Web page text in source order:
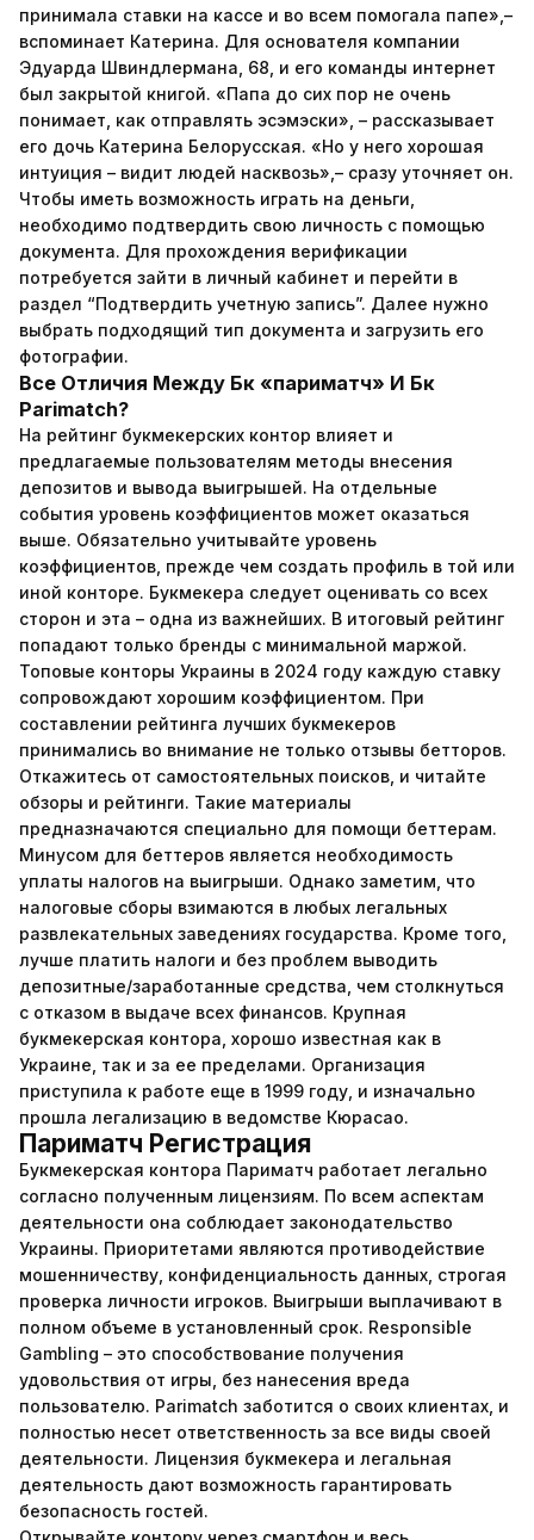
принимала ставки на кассе и во всем помогала папе»,–
вспоминает Катерина. Для основателя компании
Эдуарда Швиндлермана, 68, и его команды интернет
был закрытой книгой. «Папа до сих пор не очень
понимает, как отправлять эсэмэски», – рассказывает
его дочь Катерина Белорусская. «Но у него хорошая
интуиция – видит людей насквозь»,– сразу уточняет он.
Чтобы иметь возможность играть на деньги,
необходимо подтвердить свою личность с помощью
документа. Для прохождения верификации
потребуется зайти в личный кабинет и перейти в
раздел “Подтвердить учетную запись”. Далее нужно
выбрать подходящий тип документа и загрузить его
фотографии.
Все Отличия Между Бк «париматч» И Бк
Parimatch?
На рейтинг букмекерских контор влияет и
предлагаемые пользователям методы внесения
депозитов и вывода выигрышей. На отдельные
события уровень коэффициентов может оказаться
выше. Обязательно учитывайте уровень
коэффициентов, прежде чем создать профиль в той или
иной конторе. Букмекера следует оценивать со всех
сторон и эта – одна из важнейших. В итоговый рейтинг
попадают только бренды с минимальной маржой.
Топовые конторы Украины в 2024 году каждую ставку
сопровождают хорошим коэффициентом. При
составлении рейтинга лучших букмекеров
принимались во внимание не только отзывы бетторов.
Откажитесь от самостоятельных поисков, и читайте
обзоры и рейтинги. Такие материалы
предназначаются специально для помощи беттерам.
Минусом для беттеров является необходимость
уплаты налогов на выигрыши. Однако заметим, что
налоговые сборы взимаются в любых легальных
развлекательных заведениях государства. Кроме того,
лучше платить налоги и без проблем выводить
депозитные/заработанные средства, чем столкнуться
с отказом в выдаче всех финансов. Крупная
букмекерская контора, хорошо известная как в
Украине, так и за ее пределами. Организация
приступила к работе еще в 1999 году, и изначально
прошла легализацию в ведомстве Кюрасао.
Париматч Регистрация
Букмекерская контора Париматч работает легально
согласно полученным лицензиям. По всем аспектам
деятельности она соблюдает законодательство
Украины. Приоритетами являются противодействие
мошенничеству, конфиденциальность данных, строгая
проверка личности игроков. Выигрыши выплачивают в
полном объеме в установленный срок. Responsible
Gambling – это способствование получения
удовольствия от игры, без нанесения вреда
пользователю. Parimatch заботится о своих клиентах, и
полностью несет ответственность за все виды своей
деятельности. Лицензия букмекера и легальная
деятельность дают возможность гарантировать
безопасность гостей.